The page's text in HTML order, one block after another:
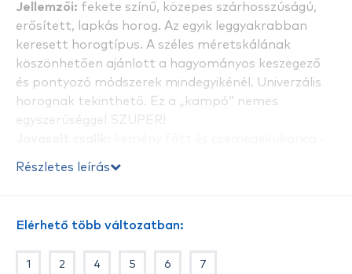
Jellemzői: fekete színű, közepes szárhosszúságú,
erősített, lapkás horog. Az egyik leggyakrabban
keresett horogtípus. A széles méretskálának
köszönhetően ajánlott a hagyományos keszegező
és pontyozó módszerek mindegyikénél. Univerzális
horognak tekinthető. Ez a „kampó” nemes
egyszerűséggel SZUPER!
Részletes leírás
Elérhető több változatban:
1 2 4 5 6 7